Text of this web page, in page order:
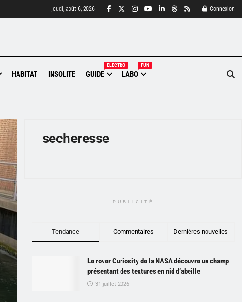
jeudi, août 6, 2026 Connexion
HABITAT INSOLITE GUIDE
ELECTRO
LABO
FUN
secheresse
PUBLICITÉ
Tendance Commentaires Dernières nouvelles
Le rover Curiosity de la NASA découvre un champ
présentant des textures en nid d’abeille
31 juillet 2026